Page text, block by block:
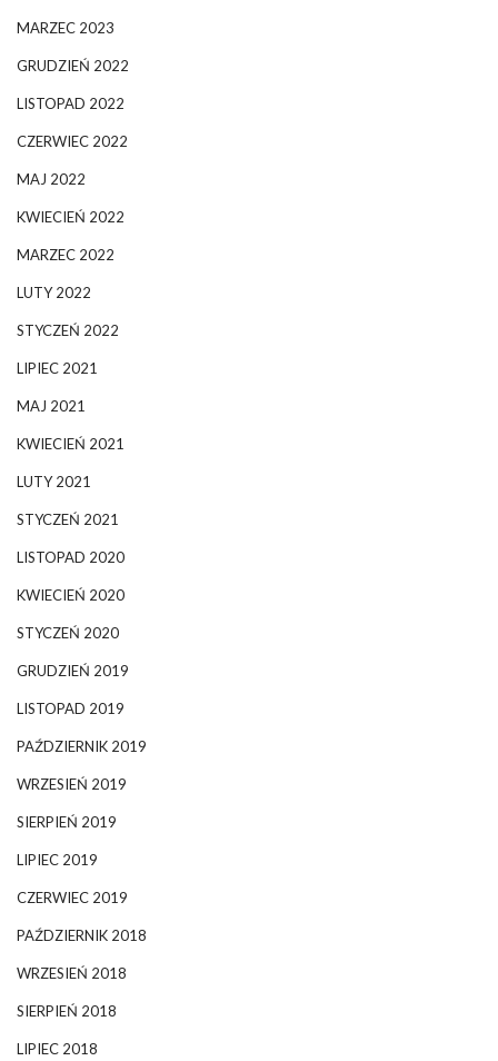
MARZEC 2023
GRUDZIEŃ 2022
LISTOPAD 2022
CZERWIEC 2022
MAJ 2022
KWIECIEŃ 2022
MARZEC 2022
LUTY 2022
STYCZEŃ 2022
LIPIEC 2021
MAJ 2021
KWIECIEŃ 2021
LUTY 2021
STYCZEŃ 2021
LISTOPAD 2020
KWIECIEŃ 2020
STYCZEŃ 2020
GRUDZIEŃ 2019
LISTOPAD 2019
PAŹDZIERNIK 2019
WRZESIEŃ 2019
SIERPIEŃ 2019
LIPIEC 2019
CZERWIEC 2019
PAŹDZIERNIK 2018
WRZESIEŃ 2018
SIERPIEŃ 2018
LIPIEC 2018